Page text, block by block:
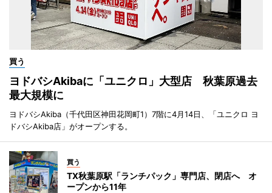
買う
ヨドバシAkibaに「ユニクロ」大型店 秋葉原過去
最大規模に
ヨドバシAkiba（千代田区神田花岡町1）7階に4月14日、「ユニクロ ヨ
ドバシAkiba店」がオープンする。
買う
TX秋葉原駅「ランチパック」専門店、閉店へ オ
ープンから11年